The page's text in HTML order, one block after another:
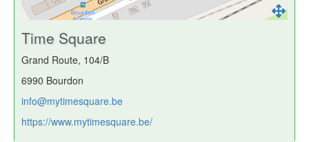
Time Square
Grand Route, 104/B
6990 Bourdon
info@mytimesquare.be
https://www.mytimesquare.be/